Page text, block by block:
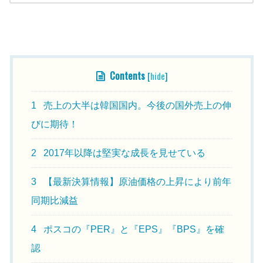
Contents [hide]
1
売上の大半は韓国国内。今後の国外売上の伸
びに期待！
2 2017年以降は堅実な成長を見せている
3
【最新決算情報】原油価格の上昇により前年
同期比減益
4
ポスコの『PER』と『EPS』『BPS』を確
認